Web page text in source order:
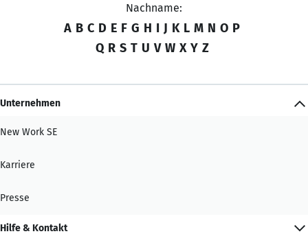
Nachname:
A B C D E F G H I J K L M N O P
Q R S T U V W X Y Z
Unternehmen
New Work SE
Karriere
Presse
Hilfe & Kontakt